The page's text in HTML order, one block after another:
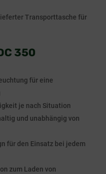
Transporttasche für
350
für eine
je nach Situation
und unabhängig von
für den Einsatz bei jedem
zum Laden von